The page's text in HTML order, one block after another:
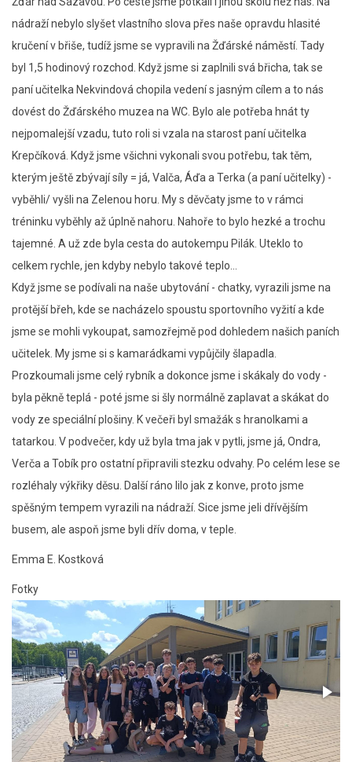
nádraží nebylo slyšet vlastního slova přes naše opravdu hlasité
kručení v břiše, tudíž jsme se vypravili na Žďárské náměstí. Tady
byl 1,5 hodinový rozchod. Když jsme si zaplnili svá břicha, tak se
paní učitelka Nekvindová chopila vedení s jasným cílem a to nás
dovést do Žďárského muzea na WC. Bylo ale potřeba hnát ty
nejpomalejší vzadu, tuto roli si vzala na starost paní učitelka
Krepčíková. Když jsme všichni vykonali svou potřebu, tak těm,
kterým ještě zbývají síly = já, Valča, Áďa a Terka (a paní učitelky) -
vyběhli/ vyšli na Zelenou horu. My s děvčaty jsme to v rámci
tréninku vyběhly až úplně nahoru. Nahoře to bylo hezké a trochu
tajemné. A už zde byla cesta do autokempu Pilák. Uteklo to
celkem rychle, jen kdyby nebylo takové teplo...
Když jsme se podívali na naše ubytování - chatky, vyrazili jsme na
protější břeh, kde se nacházelo spoustu sportovního vyžití a kde
jsme se mohli vykoupat, samozřejmě pod dohledem našich paních
učitelek. My jsme si s kamarádkami vypůjčily šlapadla.
Prozkoumali jsme celý rybník a dokonce jsme i skákaly do vody -
byla pěkně teplá - poté jsme si šly normálně zaplavat a skákat do
vody ze speciální plošiny. K večeři byl smažák s hranolkami a
tatarkou. V podvečer, kdy už byla tma jak v pytli, jsme já, Ondra,
Verča a Tobík pro ostatní připravili stezku odvahy. Po celém lese se
rozléhaly výkřiky děsu. Další ráno lilo jak z konve, proto jsme
spěšným tempem vyrazili na nádraží. Sice jsme jeli dřívějším
busem, ale aspoň jsme byli dřív doma, v teple.
Emma E. Kostková
Fotky